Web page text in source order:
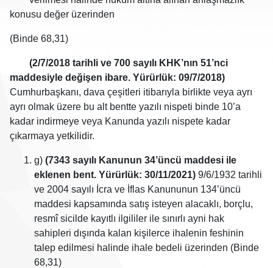
konusu değer üzerinden
(Binde 68,31)
(2/7/2018 tarihli ve 700 sayılı KHK’nın 51’nci
maddesiyle değişen ibare. Yürürlük: 09/7/2018)
Cumhurbaşkanı, dava çeşitleri itibarıyla birlikte veya ayrı
ayrı olmak üzere bu alt bentte yazılı nispeti binde 10’a
kadar indirmeye veya Kanunda yazılı nispete kadar
çıkarmaya yetkilidir.
g)(7343 sayılı Kanunun 34’üncü maddesi ile
eklenen bent. Yürürlük: 30/11/2021) 9/6/1932 tarihli
ve 2004 sayılı İcra ve İflas Kanununun 134’üncü
maddesi kapsamında satış isteyen alacaklı, borçlu,
resmî sicilde kayıtlı ilgililer ile sınırlı ayni hak
sahipleri dışında kalan kişilerce ihalenin feshinin
talep edilmesi halinde ihale bedeli üzerinden (Binde
68,31)